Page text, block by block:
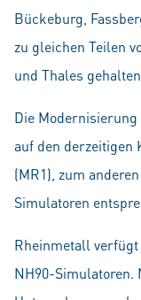
Bückeburg,
zu gleichen Teilen
und Thales
Die
auf den derzeitigen
(MR1), zum
Simulatoren
Rheinmetall
NH90-Simulatoren.